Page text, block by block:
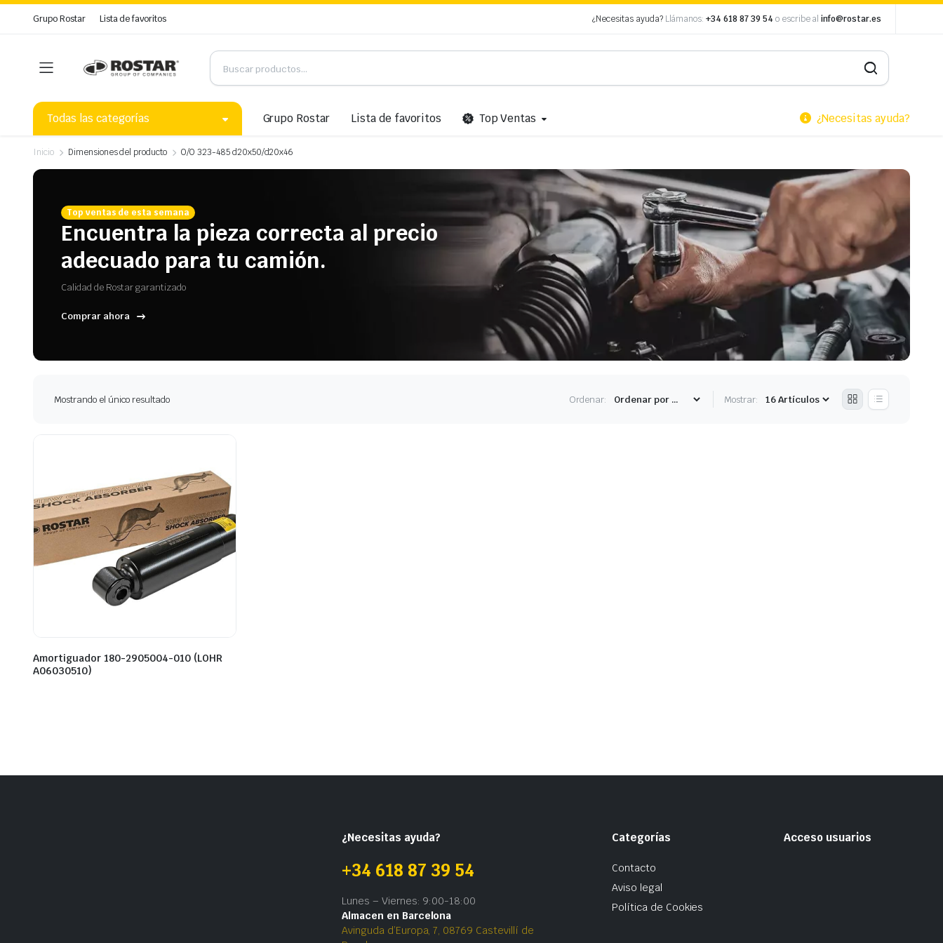
Grupo Rostar Lista de favoritos ¿Necesitas ayuda? Llámanos: +34 618 87 39 54 o escribe alinfo@rostar.es
Todas las categorías Grupo Rostar Lista de favoritos Top Ventas ¿Necesitas ayuda?
Inicio Dimensiones del producto O/O 323-485 d20x50/d20x46
Top ventas de esta semana
Encuentra la pieza correcta al precio
adecuado para tu camión.
Calidad de Rostar garantizado
Comprar ahora
Mostrando el único resultado Ordenar: Mostrar:
Amortiguador 180-2905004-010 (LOHR
A06030510)
¿Necesitas ayuda?
+34 618 87 39 54
Lunes – Viernes: 9:00-18:00
Almacen en Barcelona
Avinguda d’Europa, 7, 08769 Castevillí de
Categorías
Contacto
Aviso legal
Política de Cookies
Acceso usuarios